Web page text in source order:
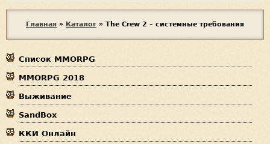
ы
з
д
е
с
ь
Главная » Каталог » The Crew 2 – системные требования
Список MMORPG
MMORPG 2018
Выживание
SandBox
ККИ Онлайн